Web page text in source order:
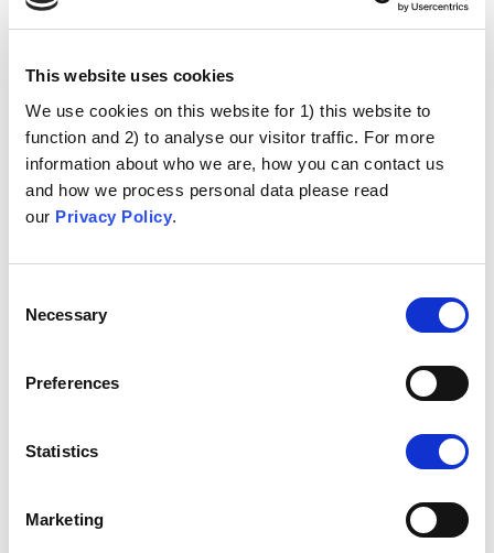
This website uses cookies
We use cookies on this website for 1) this website to
function and 2) to analyse our visitor traffic. For more
information about who we are, how you can contact us
and how we process personal data please read
our Privacy Policy.
Selection
Necessary
Preferences
Statistics
Marketing
aikana tehneet seuraavaa:
Olemme koonneet tietoja terveydenhuollon
tutkineet ihmisten rokotusasenteita, niihin
liittyvää käyttäytymistä ja kokemuksia potilaiden
kanssa käydyistä rokotekeskusteluista.
Olemme laatineet luokittelun rokotusvastaisille
väitteille ja taustalla oleville psykologisille
joita ne edustavat. Kokosimme tämän
Yhdistimme nämä rokotuksia koskevat tiedot